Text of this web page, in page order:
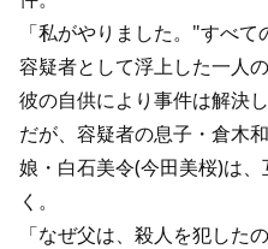
「私がやりました。"すべて
容疑者として浮上した一人
彼の自供により事件は解決
だが、容疑者の息子・倉木
娘・白石美令(今田美桜)は
く。
「なぜ父は、殺人を犯し